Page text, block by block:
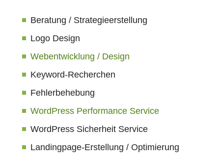
Beratung / Strategieerstellung
Logo Design
Webentwicklung / Design
Keyword-Recherchen
Fehlerbehebung
WordPress Performance Service
WordPress Sicherheit Service
Landingpage-Erstellung / Optimierung